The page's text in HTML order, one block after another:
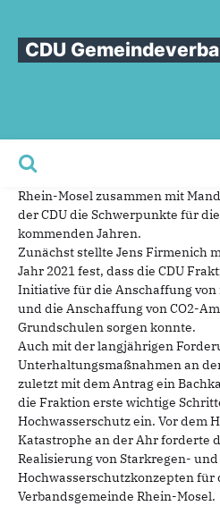
CDU
Sie sind hier
CDUFraktion
Kobern-Gondorf - Auf ihrer
unter Leitung des
entwickelte die CDU Fraktion im
Rhein-Mosel zusammen mit
der CDU die Schwerpunkte für
kommenden Jahren.
Zunächst stellte Jens Firmenich
Jahr 2021 fest, dass die CDU
Initiative für die Anschaffung
und die Anschaffung von CO2-
Grundschulen sorgen konnte.
Auch mit der langjährigen
Unterhaltungsmaßnahmen an
zuletzt mit dem Antrag ein
die Fraktion erste wichtige
Hochwasserschutz ein. Vor dem
Katastrophe an der Ahr forderte
Realisierung von Starkregen- und
Hochwasserschutzkonzepten für
Verbandsgemeinde Rhein-Mosel.